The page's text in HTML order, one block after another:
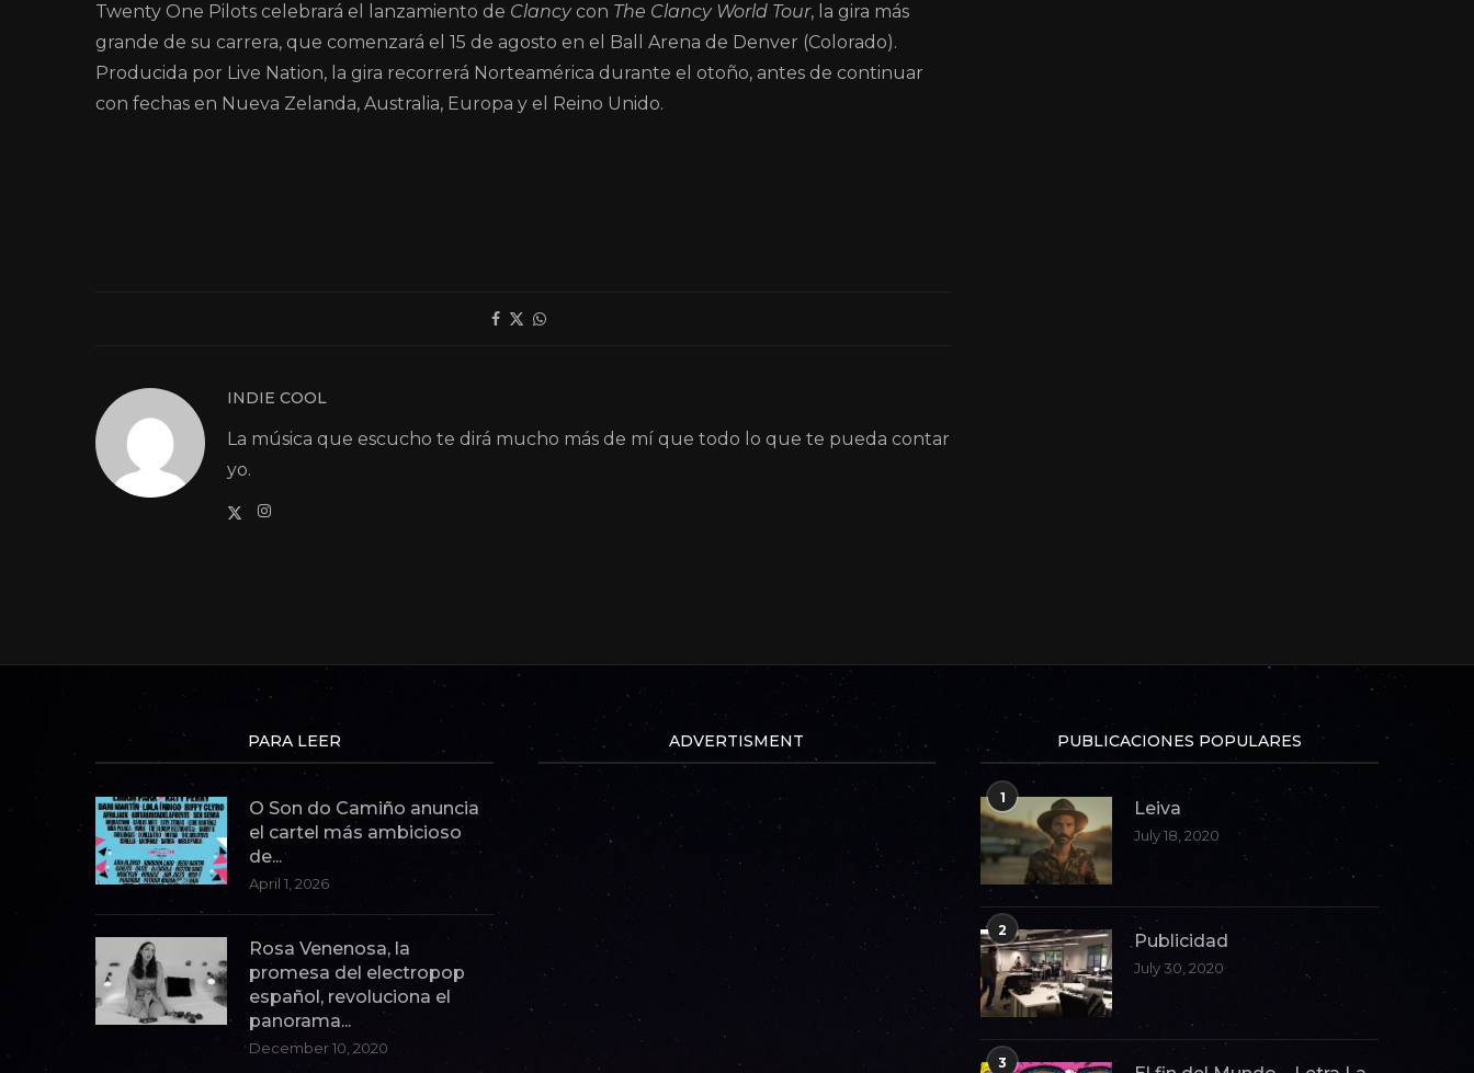
Twenty One Pilots celebrará el lanzamiento de Clancycon The Clancy World Tour, la gira más
grande de su carrera, que comenzará el 15 de agosto en el Ball Arena de Denver (Colorado).
Producida por Live Nation, la gira recorrerá Norteamérica durante el otoño, antes de continuar
con fechas en Nueva Zelanda, Australia, Europa y el Reino Unido.
INDIE COOL
La música que escucho te dirá mucho más de mí que todo lo que te pueda contar
yo.
PARA LEER
O Son do Camiño anuncia
el cartel más ambicioso
de...
April 1, 2026
Rosa Venenosa, la
promesa del electropop
español, revoluciona el
panorama...
December 10, 2020
ADVERTISMENT PUBLICACIONES POPULARES
1
Leiva
July 18, 2020
2
Publicidad
July 30, 2020
3